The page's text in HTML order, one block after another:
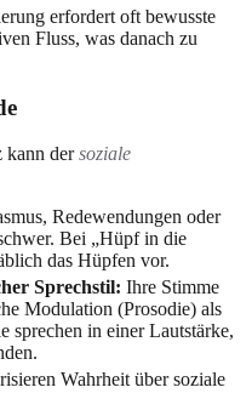
erfordert oft bewusste
Fluss, was danach zu
kann dersoziale
Redewendungen oder
Bei „Hüpf in die
das Hüpfen vor.
Sprechstil: Ihre Stimme
Modulation (Prosodie) als
sprechen in einer Lautstärke,
Wahrheit über soziale